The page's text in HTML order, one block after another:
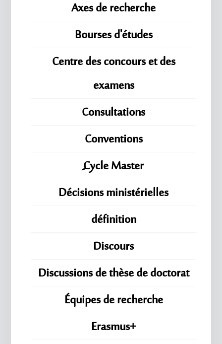
Axes de recherche
Bourses d'études
Centre des concours et des
examens
Consultations
Conventions
ِِِCycle Master
Décisions ministérielles
définition
Discours
Discussions de thèse de doctorat
Équipes de recherche
Erasmus+